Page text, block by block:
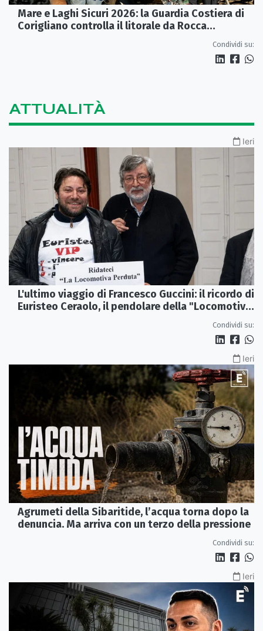
Mare e Laghi Sicuri 2026: la Guardia Costiera di
Corigliano controlla il litorale da Rocca
Condividi su:
ATTUALITÀ
Ieri
L'ultimo viaggio di Francesco Guccini: il ricordo di
Euristeo Ceraolo, il pendolare della "Locomotiva
Condividi su:
Ieri
Agrumeti della Sibaritide, l’acqua torna dopo la
denuncia. Ma arriva con un terzo della pressione
Condividi su:
Ieri